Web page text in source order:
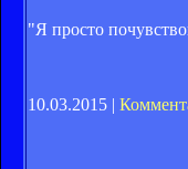
"Я просто
10.03.2015 |